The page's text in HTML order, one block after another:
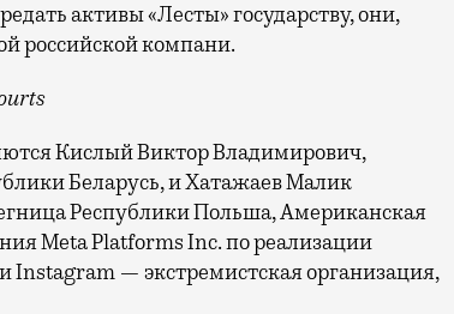
активы «Лесты» государству, они,
российской компани.
Кислый Виктор Владимирович,
Беларусь, и Хатажаев Малик
Республики Польша, Американская
Meta Platforms Inc. по реализации
Instagram — экстремистская организация,